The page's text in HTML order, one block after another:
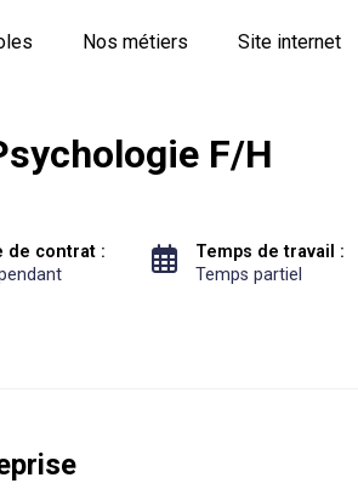
Nos métiers Site internet
F/H
de contrat :
Temps de travail :
Temps partiel